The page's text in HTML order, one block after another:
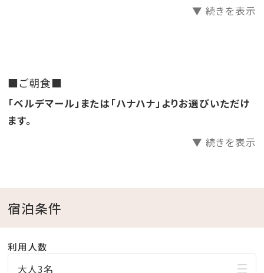
・9月 9:00～21:00（ナイトプール開催）
・10月 9:00～18:00
・11月、12月 9:00～16:30
※遊泳時間は変更する場合がございます。
※ 7月～9月の夜間営業時間18:00以降のお子様のご利
▼ 続きを表示
■ご朝食■
「ベルデマール」または「ハナハナ」よりお選びいただけ
ます。
▼ 続きを表示
宿泊条件
利用人数
大人3名